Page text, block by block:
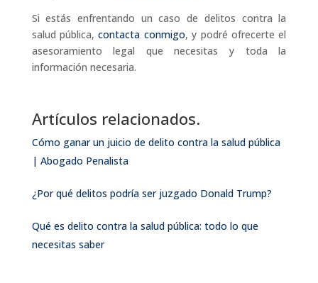
Si estás enfrentando un caso de delitos contra la
salud pública,contacta conmigo, y podré ofrecerte el
asesoramiento legal que necesitas y toda la
información necesaria.
Artículos relacionados.
Cómo ganar un juicio de delito contra la salud pública
| Abogado Penalista
¿Por qué delitos podría ser juzgado Donald Trump?
Qué es delito contra la salud pública: todo lo que
necesitas saber